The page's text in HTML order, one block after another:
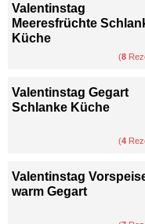
Valentinstag
Meeresfrüchte
Küche
(8
Valentinstag Gegart
Schlanke Küche
(4
Valentinstag
warm Gegart